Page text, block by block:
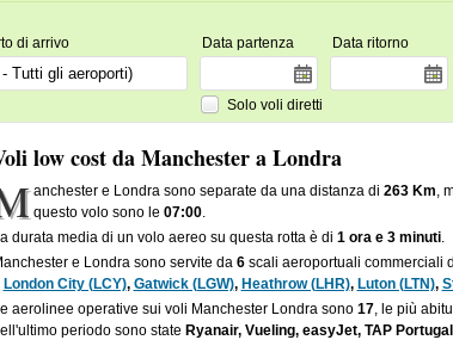
di arrivo Data partenza Data ritorno
Solo voli diretti
low cost da Manchester a Londra
anchester e Londra sono separate da una distanza di263 Km,
questo volo sono le07:00.
durata media di un volo aereo su questa rotta è di 1 ora e 3 minuti.
e Londra sono servite da 6scali aeroportuali commerciali
London City (LCY), Gatwick (LGW), Heathrow (LHR), Luton (LTN),
aerolinee operative sui voli Manchester Londra sono 17, le più
periodo sono state Ryanair, Vueling, easyJet, TAP